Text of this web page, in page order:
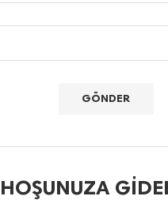
HOŞUNUZA